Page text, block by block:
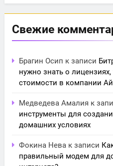
Свежие
Брагин Осип к записи
нужно знать о лицензиях,
стоимости в компании
Медведева Амалия к
инструменты для
домашних условиях
Фокина Нева к записи
правильный модем для